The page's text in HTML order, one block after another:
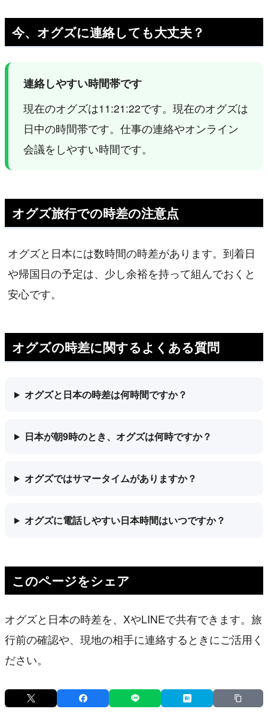
今、オグズに連絡しても大丈夫？
連絡しやすい時間帯です
現在のオグズは11:21:22です。現在のオグズは
日中の時間帯です。仕事の連絡やオンライン
会議をしやすい時間です。
オグズ旅行での時差の注意点
オグズと日本には数時間の時差があります。到着日
や帰国日の予定は、少し余裕を持って組んでおくと
安心です。
オグズの時差に関するよくある質問
オグズと日本の時差は何時間ですか？
日本が朝9時のとき、オグズは何時ですか？
オグズではサマータイムがありますか？
オグズに電話しやすい日本時間はいつですか？
このページをシェア
オグズと日本の時差を、XやLINEで共有できます。旅
行前の確認や、現地の相手に連絡するときにご活用く
ださい。